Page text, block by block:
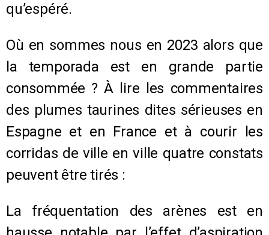
qu’espéré.
Où en sommes nous en 2023 alors que
la temporada est en grande partie
consommée ? À lire les commentaires
des plumes taurines dites sérieuses en
Espagne et en France et à courir les
corridas de ville en ville quatre constats
peuvent être tirés :
La fréquentation des arènes est en